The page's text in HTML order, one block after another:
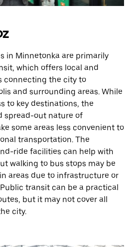
in Minnetonka are primarily
which offers local and
connecting the city to
and surrounding areas. While
to key destinations, the
spread-out nature of
some areas less convenient to
transportation. The
ride facilities can help with
walking to bus stops may be
areas due to infrastructure or
transit can be a practical
but it may not cover all
city.